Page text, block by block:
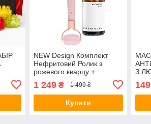
NEW Design Комплект
Нефритовий Ролик з
рожевого кварцу +
обличчя, кварцевий
справжній камінь
1 249₴ 1 499 ₴
Купити
З
149